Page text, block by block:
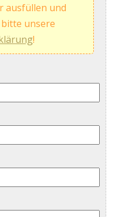
ausfüllen und
bitte unsere
!